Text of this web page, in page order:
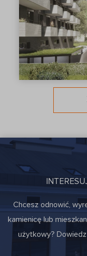
Chcesz odnowić,
kamienicę lub
użytkowy?
static.userback.io
www.gstatic.com